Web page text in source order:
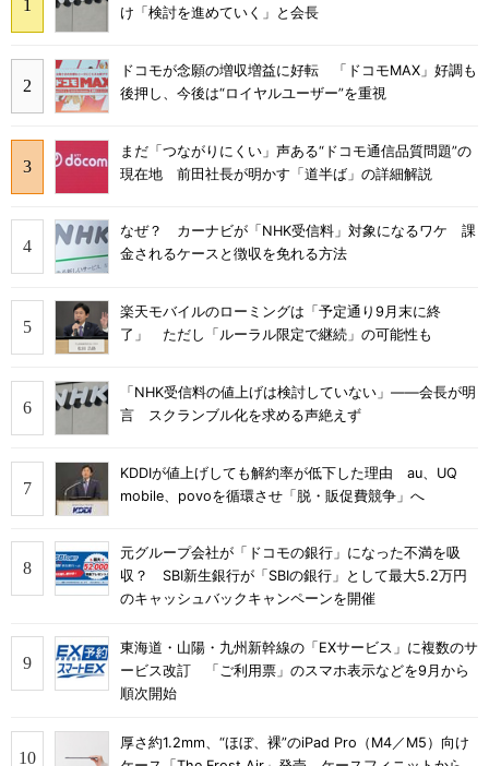
け「検討を進めていく」と会長
ドコモが念願の増収増益に好転 「ドコモMAX」好調も
後押し、今後は“ロイヤルユーザー”を重視
まだ「つながりにくい」声ある“ドコモ通信品質問題”の
現在地 前田社長が明かす「道半ば」の詳細解説
なぜ？ カーナビが「NHK受信料」対象になるワケ 課
金されるケースと徴収を免れる方法
楽天モバイルのローミングは「予定通り9月末に終
了」 ただし「ルーラル限定で継続」の可能性も
「NHK受信料の値上げは検討していない」――会長が明
言 スクランブル化を求める声絶えず
KDDIが値上げしても解約率が低下した理由 au、UQ
mobile、povoを循環させ「脱・販促費競争」へ
元グループ会社が「ドコモの銀行」になった不満を吸
収？ SBI新生銀行が「SBIの銀行」として最大5.2万円
のキャッシュバックキャンペーンを開催
東海道・山陽・九州新幹線の「EXサービス」に複数のサ
ービス改訂 「ご利用票」のスマホ表示などを9月から
順次開始
厚さ約1.2mm、“ほぼ、裸”のiPad Pro（M4／M5）向け